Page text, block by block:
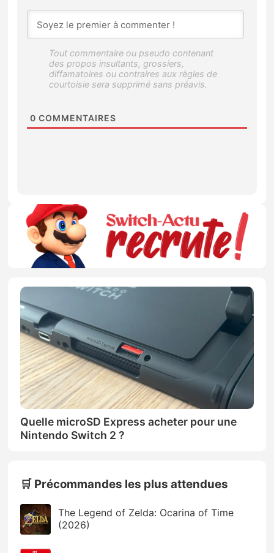
0 COMMENTAIRES
Quelle microSD Express acheter pour une
Nintendo Switch 2 ?
🛒 Précommandes les plus attendues
The Legend of Zelda: Ocarina of Time
(2026)